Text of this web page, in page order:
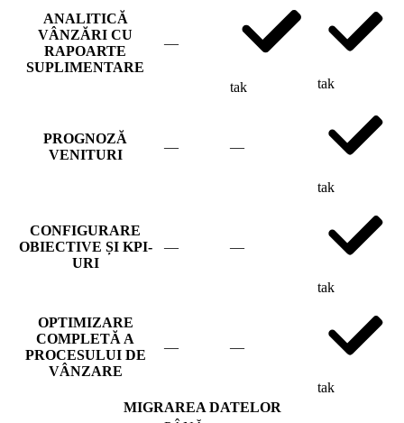
ANALITICĂ
VÂNZĂRI CU
RAPOARTE
SUPLIMENTARE
—
tak tak
PROGNOZĂ
VENITURI
— —
tak
CONFIGURARE
OBIECTIVE ȘI KPI-
URI
— —
tak
OPTIMIZARE
COMPLETĂ A
PROCESULUI DE
VÂNZARE
— —
tak
MIGRAREA DATELOR